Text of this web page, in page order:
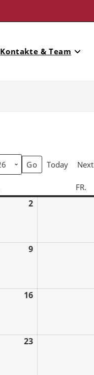
Kontakte & Team
Today Next
FR.
2
9
16
23